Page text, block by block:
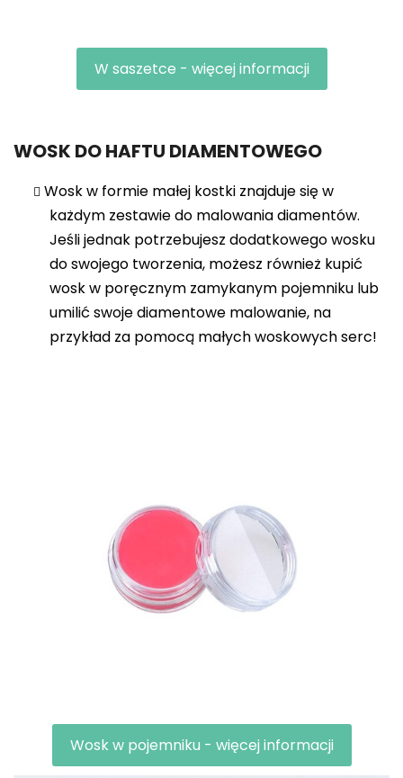
W saszetce - więcej informacji
WOSK DO HAFTU DIAMENTOWEGO
Wosk w formie małej kostki znajduje się w
każdym zestawie do malowania diamentów.
Jeśli jednak potrzebujesz dodatkowego wosku
do swojego tworzenia, możesz również kupić
wosk w poręcznym zamykanym pojemniku lub
umilić swoje diamentowe malowanie, na
przykład za pomocą małych woskowych serc!
Wosk w pojemniku - więcej informacji